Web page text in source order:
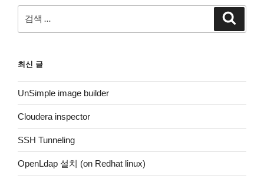
색:
최신 글
UnSimple image builder
Cloudera inspector
SSH Tunneling
OpenLdap 설치 (on Redhat linux)